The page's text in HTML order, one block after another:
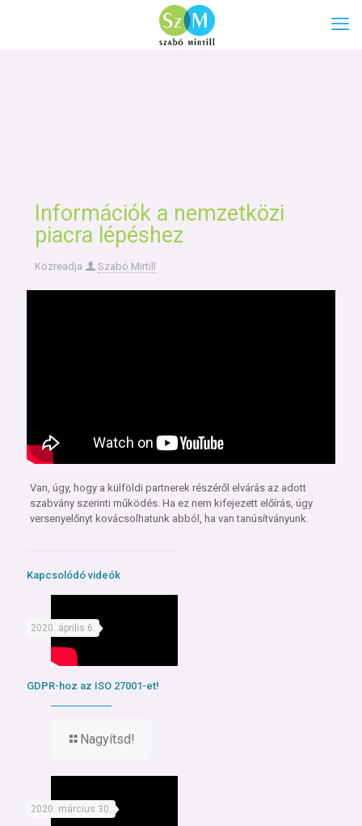
Információk a nemzetközi
piacra lépéshez
Közreadja Szabó Mirtill
Van, úgy, hogy a külföldi partnerek részéről elvárás az adott
szabvány szerinti működés. Ha ez nem kifejezett előírás, úgy
versenyelőnyt kovácsolhatunk abból, ha van tanúsítványunk.
Kapcsolódó videók
2020. április 6.
GDPR-hoz az ISO 27001-et!
Nagyítsd!
2020. március 30.